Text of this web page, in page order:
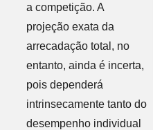
a competição. A
projeção exata da
arrecadação total, no
entanto, ainda é incerta,
pois dependerá
intrinsecamente tanto do
desempenho individual